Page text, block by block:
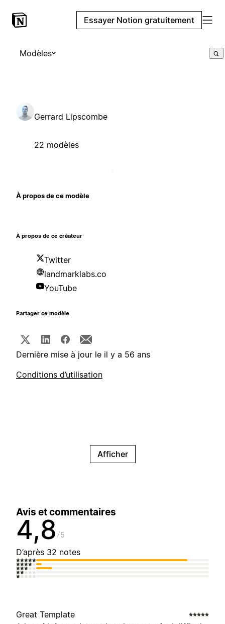
Essayer Notion gratuitement
Modèles
Gerrard Lipscombe
22 modèles
À propos de ce modèle
À propos de ce créateur
Twitter
landmarklabs.co
YouTube
Partager ce modèle
Dernière mise à jour le il y a 56 ans
Conditions d’utilisation
Afficher
Avis et commentaires
4,8 5
D’après 32 notes
Great Template